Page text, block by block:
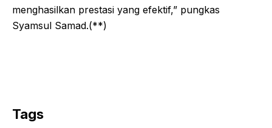
menghasilkan prestasi yang efektif,” pungkas
Syamsul Samad.(**)
Tags